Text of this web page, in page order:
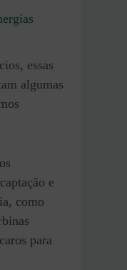
essas
algumas
e
como
para